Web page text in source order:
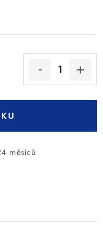
měsíců